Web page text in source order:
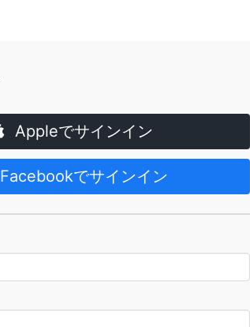
Appleでサインイン
Facebookでサインイン